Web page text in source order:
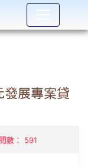
發展專案貸
數： 591